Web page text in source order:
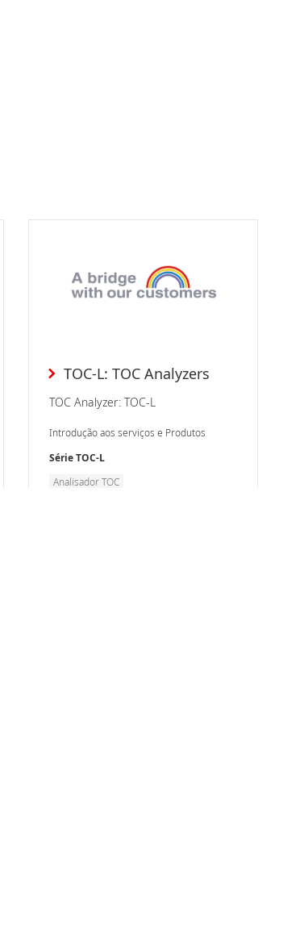
TOC-L: TOC Analyzers
TOC Analyzer: TOC-L
Introdução aos serviços e Produtos
Série TOC-L
Analisador TOC